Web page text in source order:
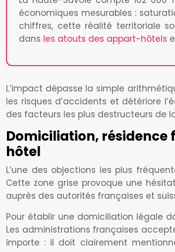
économiques mesurables :
chiffres, cette réalité territoriale
dans les atouts des appart-hôtels
L’impact dépasse la simple
les risques d’accidents et détériore
des facteurs les plus destructeurs de
Domiciliation, résidence
hôtel
L’une des objections les plus
Cette zone grise provoque une
auprès des autorités françaises et
Pour établir une domiciliation légale
Les administrations françaises
importe : il doit clairement